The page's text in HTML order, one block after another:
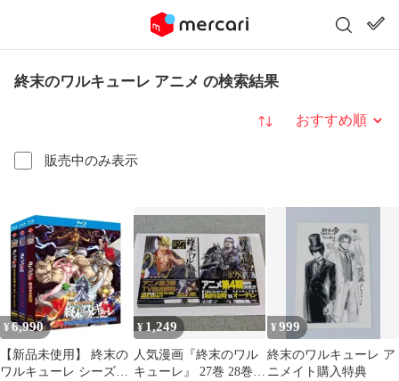
終末のワルキューレ アニメ の検索結果
販売中のみ表示
並び替え
¥ 6,990
【新品未使用】 終末の
ワルキューレ シーズン
¥ 1,249
人気漫画『終末のワル
キューレ』 27巻 28巻
¥999
終末のワルキューレ ア
ニメイト購入特典